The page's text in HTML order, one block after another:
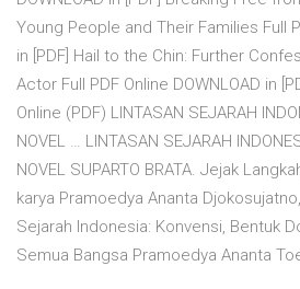
Young People and Their Families Full
in [PDF] Hail to the Chin: Further
Actor Full PDF Online DOWNLOAD in
Online (PDF) LINTASAN SEJARAH
NOVEL … LINTASAN SEJARAH
NOVEL SUPARTO BRATA. Jejak
karya Pramoedya Ananta
Sejarah Indonesia: Konvensi, Bentuk
Semua Bangsa Pramoedya Ananta